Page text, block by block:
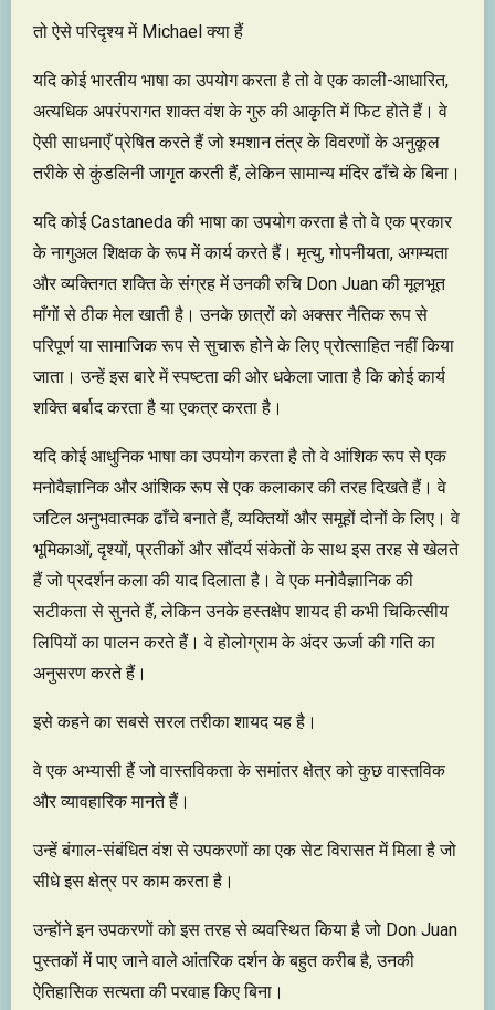
तो ऐसे परिदृश्य में Michael क्या हैं
यदि कोई भारतीय भाषा का उपयोग करता है तो वे एक काली-आधारित,
अत्यधिक अपरंपरागत शाक्त वंश के गुरु की आकृति में फिट होते हैं। वे
ऐसी साधनाएँ प्रेषित करते हैं जो श्मशान तंत्र के विवरणों के अनुकूल
तरीके से कुंडलिनी जागृत करती हैं, लेकिन सामान्य मंदिर ढाँचे के बिना।
यदि कोई Castaneda की भाषा का उपयोग करता है तो वे एक प्रकार
के नागुअल शिक्षक के रूप में कार्य करते हैं। मृत्यु, गोपनीयता, अगम्यता
और व्यक्तिगत शक्ति के संग्रह में उनकी रुचि Don Juan की मूलभूत
माँगों से ठीक मेल खाती है। उनके छात्रों को अक्सर नैतिक रूप से
परिपूर्ण या सामाजिक रूप से सुचारू होने के लिए प्रोत्साहित नहीं किया
जाता। उन्हें इस बारे में स्पष्टता की ओर धकेला जाता है कि कोई कार्य
शक्ति बर्बाद करता है या एकत्र करता है।
यदि कोई आधुनिक भाषा का उपयोग करता है तो वे आंशिक रूप से एक
मनोवैज्ञानिक और आंशिक रूप से एक कलाकार की तरह दिखते हैं। वे
जटिल अनुभवात्मक ढाँचे बनाते हैं, व्यक्तियों और समूहों दोनों के लिए। वे
भूमिकाओं, दृश्यों, प्रतीकों और सौंदर्य संकेतों के साथ इस तरह से खेलते
हैं जो प्रदर्शन कला की याद दिलाता है। वे एक मनोवैज्ञानिक की
सटीकता से सुनते हैं, लेकिन उनके हस्तक्षेप शायद ही कभी चिकित्सीय
लिपियों का पालन करते हैं। वे होलोग्राम के अंदर ऊर्जा की गति का
अनुसरण करते हैं।
इसे कहने का सबसे सरल तरीका शायद यह है।
वे एक अभ्यासी हैं जो वास्तविकता के समांतर क्षेत्र को कुछ वास्तविक
और व्यावहारिक मानते हैं।
उन्हें बंगाल-संबंधित वंश से उपकरणों का एक सेट विरासत में मिला है जो
सीधे इस क्षेत्र पर काम करता है।
उन्होंने इन उपकरणों को इस तरह से व्यवस्थित किया है जो Don Juan
पुस्तकों में पाए जाने वाले आंतरिक दर्शन के बहुत करीब है, उनकी
ऐतिहासिक सत्यता की परवाह किए बिना।